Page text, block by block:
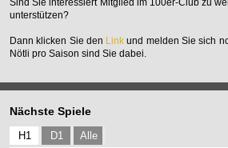
Sind Sie interessiert Mitglied im 100er-Club zu
unterstützen?
Dann klicken Sie den Linkund melden Sie sich
Nötli pro Saison sind Sie dabei.
Nächste Spiele
H1 D1 Alle